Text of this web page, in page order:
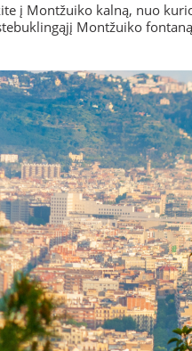
į Montžuiko kalną, nuo
Montžuiko